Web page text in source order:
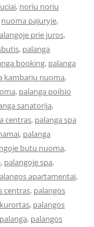
, noriu noriu
nuoma pajuryje,
prie juros,
, palanga
booking, palanga
kambariu nuoma,
, palanga poilsio
sanatorija,
centras, palanga spa
, palanga
butu nuoma,
, palangoje spa,
apartamentai,
centras, palangos
, palangos
, palangos